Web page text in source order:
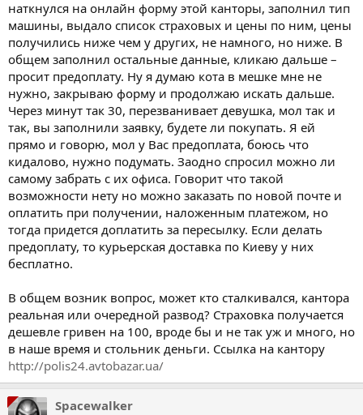
наткнулся на онлайн форму этой канторы, заполнил тип
машины, выдало список страховых и цены по ним, цены
получились ниже чем у других, не намного, но ниже. В
общем заполнил остальные данные, кликаю дальше –
просит предоплату. Ну я думаю кота в мешке мне не
нужно, закрываю форму и продолжаю искать дальше.
Через минут так 30, перезванивает девушка, мол так и
так, вы заполнили заявку, будете ли покупать. Я ей
прямо и говорю, мол у Вас предоплата, боюсь что
кидалово, нужно подумать. Заодно спросил можно ли
самому забрать с их офиса. Говорит что такой
возможности нету но можно заказать по новой почте и
оплатить при получении, наложенным платежом, но
тогда придется доплатить за пересылку. Если делать
предоплату, то курьерская доставка по Киеву у них
бесплатно.
В общем возник вопрос, может кто сталкивался, кантора
реальная или очередной развод? Страховка получается
дешевле гривен на 100, вроде бы и не так уж и много, но
в наше время и стольник деньги. Ссылка на кантору
http://polis24.avtobazar.ua/
Spacewalker